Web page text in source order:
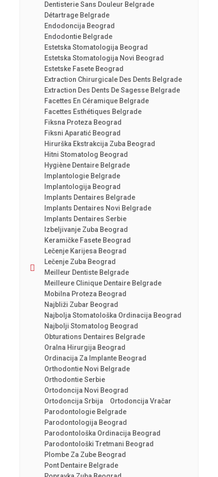
Dentisterie Sans Douleur Belgrade
Détartrage Belgrade
Endodoncija Beograd
Endodontie Belgrade
Estetska Stomatologija Beograd
Estetska Stomatologija Novi Beograd
Estetske Fasete Beograd
Extraction Chirurgicale Des Dents Belgrade
Extraction Des Dents De Sagesse Belgrade
Facettes En Céramique Belgrade
Facettes Esthétiques Belgrade
Fiksna Proteza Beograd
Fiksni Aparatić Beograd
Hirurška Ekstrakcija Zuba Beograd
Hitni Stomatolog Beograd
Hygiène Dentaire Belgrade
Implantologie Belgrade
Implantologija Beograd
Implants Dentaires Belgrade
Implants Dentaires Novi Belgrade
Implants Dentaires Serbie
Izbeljivanje Zuba Beograd
Keramičke Fasete Beograd
Lečenje Karijesa Beograd
Lečenje Zuba Beograd
Meilleur Dentiste Belgrade
Meilleure Clinique Dentaire Belgrade
Mobilna Proteza Beograd
Najbliži Zubar Beograd
Najbolja Stomatološka Ordinacija Beograd
Najbolji Stomatolog Beograd
Obturations Dentaires Belgrade
Oralna Hirurgija Beograd
Ordinacija Za Implante Beograd
Orthodontie Novi Belgrade
Orthodontie Serbie
Ortodoncija Novi Beograd
Ortodoncija Srbija
Ortodoncija Vračar
Parodontologie Belgrade
Parodontologija Beograd
Parodontološka Ordinacija Beograd
Parodontološki Tretmani Beograd
Plombe Za Zube Beograd
Pont Dentaire Belgrade